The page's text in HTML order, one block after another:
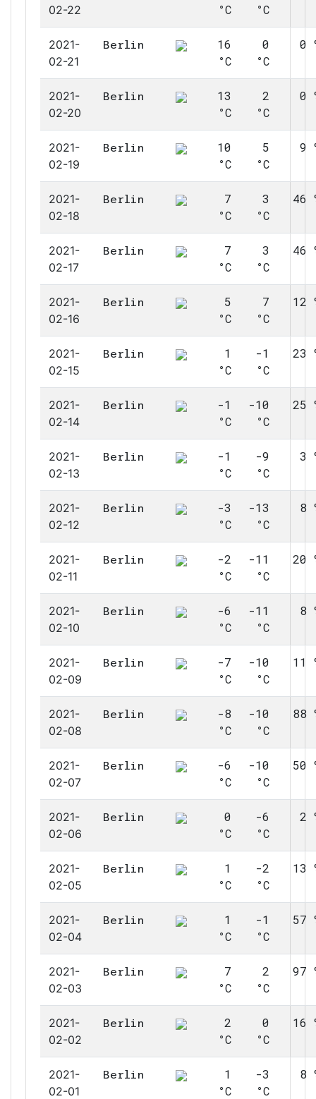
02-22 °C °C
2021-
02-21
Berlin
16
°C
0
°C
0
2021-
02-20
Berlin
13
°C
2
°C
0
2021-
02-19
Berlin
10
°C
5
°C
9
2021-
02-18
Berlin
7
°C
3
°C
46
2021-
02-17
Berlin
7
°C
3
°C
46
2021-
02-16
Berlin
5
°C
7
°C
12
2021-
02-15
Berlin
1
°C
-1
°C
23
2021-
02-14
Berlin
-1
°C
-10
°C
25
2021-
02-13
Berlin
-1
°C
-9
°C
3
2021-
02-12
Berlin
-3
°C
-13
°C
8
2021-
02-11
Berlin
-2
°C
-11
°C
20
2021-
02-10
Berlin
-6
°C
-11
°C
8
2021-
02-09
Berlin
-7
°C
-10
°C
11
2021-
02-08
Berlin
-8
°C
-10
°C
88
2021-
02-07
Berlin
-6
°C
-10
°C
50
2021-
02-06
Berlin
0
°C
-6
°C
2
2021-
02-05
Berlin
1
°C
-2
°C
13
2021-
02-04
Berlin
1
°C
-1
°C
57
2021-
02-03
Berlin
7
°C
2
°C
97
2021-
02-02
Berlin
2
°C
0
°C
16
2021-
02-01
Berlin
1
°C
-3
°C
8